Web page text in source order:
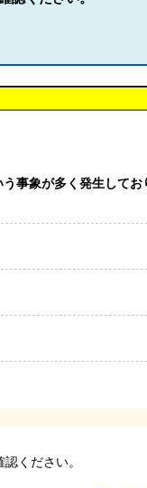
事象が多く発生して
ください。